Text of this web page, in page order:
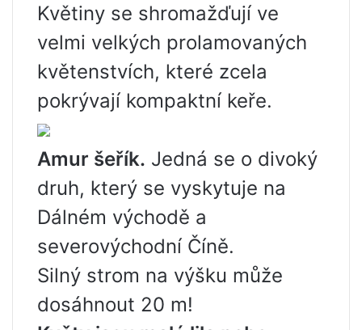
Květiny se shromažďují ve
velmi velkých prolamovaných
květenstvích, které zcela
pokrývají kompaktní keře.
Amur šeřík. Jedná se o divoký
druh, který se vyskytuje na
Dálném východě a
severovýchodní Číně.
Silný strom na výšku může
dosáhnout 20 m!